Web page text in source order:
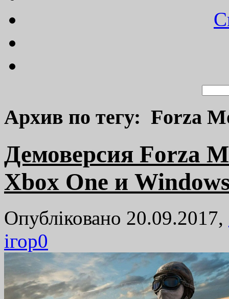
Архив по тегу: Forza
Демоверсия Forza
Xbox One и
Опубліковано 20.09.2017,
ігор0